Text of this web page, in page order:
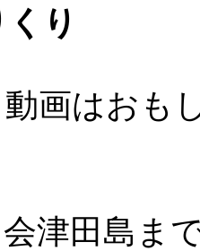
くり
画はおも
津田島ま